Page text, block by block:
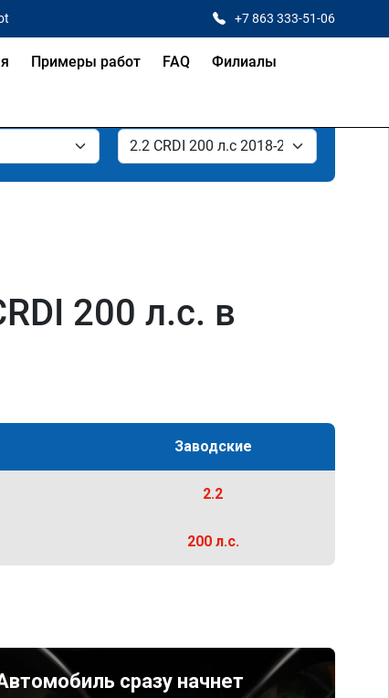
+7 863 333-51-06
Примеры работ FAQ Филиалы
200 л.с. в
Заводские
2.2
200 л.с.
сразу начнет